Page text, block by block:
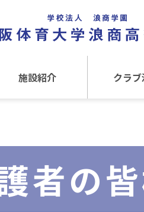
施設紹介 クラ
文化ク
者の